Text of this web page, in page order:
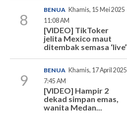
8
BENUA Khamis, 15 Mei 2025
11:08 AM
[VIDEO] TikToker
jelita Mexico maut
ditembak semasa ‘live’
9
BENUA Khamis, 17 April 2025
7:45 AM
[VIDEO] Hampir 2
dekad simpan emas,
wanita Medan...